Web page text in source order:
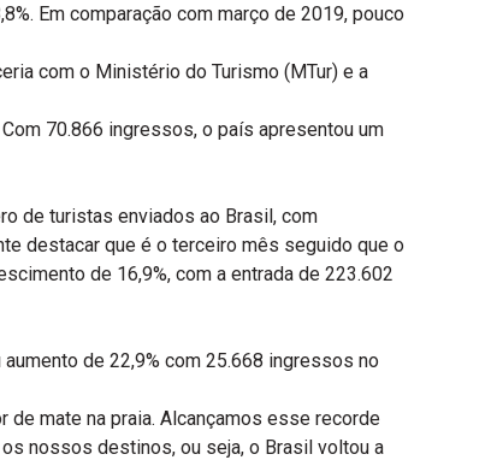
Em comparação com março de 2019, pouco
com o Ministério do Turismo (MTur) e a
70.866 ingressos, o país apresentou um
de turistas enviados ao Brasil, com
destacar que é o terceiro mês seguido que o
de 16,9%, com a entrada de 223.602
de 22,9% com 25.668 ingressos no
de mate na praia. Alcançamos esse recorde
nossos destinos, ou seja, o Brasil voltou a